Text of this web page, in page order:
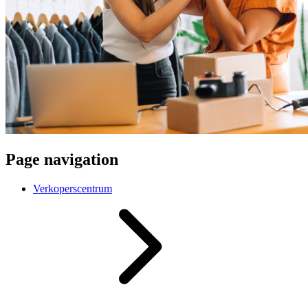
Page navigation
Verkoperscentrum